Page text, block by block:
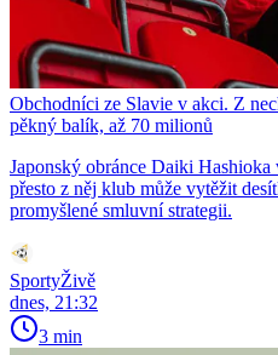
Obchodníci ze Slavie v akci. Z
pěkný balík, až 70 milionů
Japonský obránce Daiki Hashioka
přesto z něj klub může vytěžit
promyšlené smluvní strategii.
SportyŽivě
dnes, 21:32
3 min